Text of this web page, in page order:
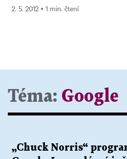
2. 5. 2012 ▪ 1 min. čtení
Téma: Google
„Chuck Norris“